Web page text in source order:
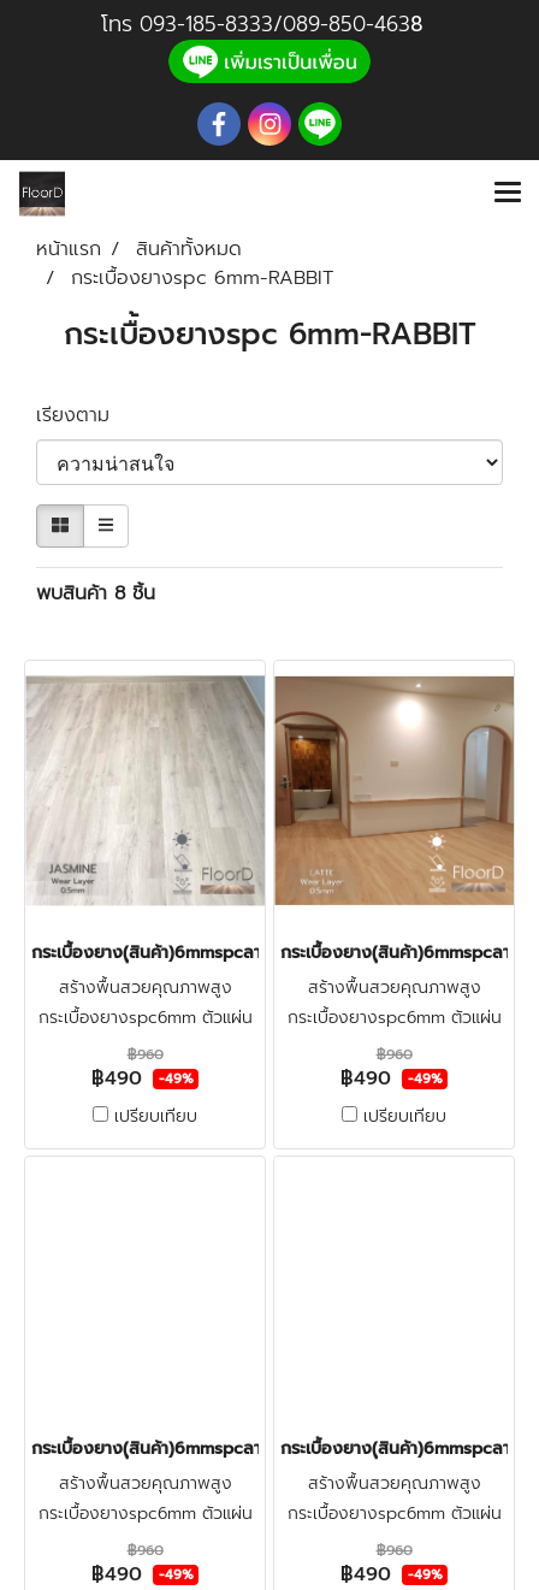
โทร 093-185-8333/089-850-4638
หน้าแรก
สินค้าทั้งหมด
กระเบื้องยางspc 6mm-RABBIT
กระเบื้องยางspc 6mm-RABBIT
เรียงตาม
พบสินค้า 8 ชิ้น
กระเบื้องยาง(ุสินค้า)6mmspcลายไม้(ฺJUSMINE) ราคา490บาท
สร้างพื้นสวยคุณภาพสูง
กระเบื้องยางspc6mm ตัวแผ่น
หนาพิเศษ(ปูรองโฟม1mm ความ
หนารวม7mm) รับน้ำหนัก-ทน
แรงกระแทก สัมผัสแน่นเท้า กัน
฿960
฿490 -49%
เปรียบเทียบ
กระเบื้องยาง(ุสินค้า)6mmspcลายไ
สร้างพื้นสวยคุณภาพสูง
กระเบื้องยางspc6mm ตัวแผ่น
หนาพิเศษ(ปูรองโฟม1mm ความ
หนารวม7mm) รับน้ำหนัก-ทน
แรงกระแทก สัมผัสแน่นเท้า กัน
฿960
฿490 -49%
เปรียบเทียบ
กระเบื้องยาง(ุสินค้า)6mmspcลายไม้(ฺCHIARO) ราคา490บาท
สร้างพื้นสวยคุณภาพสูง
กระเบื้องยางspc6mm ตัวแผ่น
หนาพิเศษ(ปูรองโฟม1mm ความ
หนารวม7mm) รับน้ำหนัก-ทน
฿960
฿490 -49%
กระเบื้องยาง(ุสินค้า)6mmspcลายไ
สร้างพื้นสวยคุณภาพสูง
กระเบื้องยางspc6mm ตัวแผ่น
หนาพิเศษ(ปูรองโฟม1mm ความ
หนารวม7mm) รับน้ำหนัก-ทน
฿960
฿490 -49%